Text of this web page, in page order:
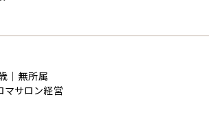
｜無所属
マサロン経営